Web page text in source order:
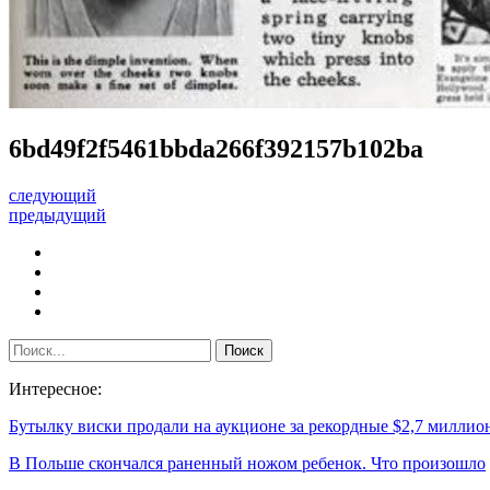
6bd49f2f5461bbda266f392157b102ba
следующий
предыдущий
Интересное:
Бутылку виски продали на аукционе за рекордные $2,7
В Польше скончался раненный ножом ребенок. Что произошло